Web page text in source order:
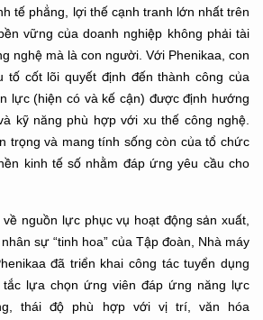
tế phẳng, lợi thế cạnh tranh lớn nhất trên
vững của doanh nghiệp không phải tài
nghệ mà là con người. Với Phenikaa, con
tố cốt lõi quyết định đến thành công của
lực (hiện có và kế cận) được định hướng
kỹ năng phù hợp với xu thế công nghệ.
trọng và mang tính sống còn của tổ chức
kinh tế số nhằm đáp ứng yêu cầu cho
nguồn lực phục vụ hoạt động sản xuất,
sự “tinh hoa” của Tập đoàn, Nhà máy
đã triển khai công tác tuyển dụng
tắc lựa chọn ứng viên đáp ứng năng lực
thái độ phù hợp với vị trí, văn hóa